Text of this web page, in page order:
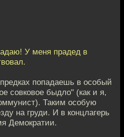
У меня прадед в
попадаешь в особый
совковое быдло" (как и я,
Таким особую
на груди. И в концлагерь
Демократии.